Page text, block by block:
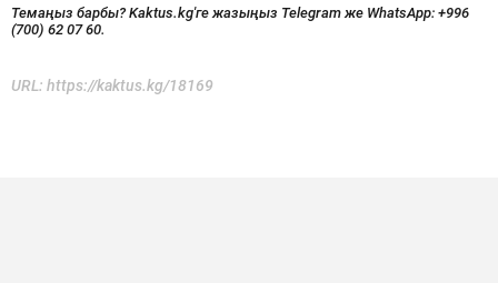
Темаңыз барбы? Kaktus.kg'ге жазыңыз Telegram же WhatsApp: +996
(700) 62 07 60.
URL: https://kaktus.kg/18169